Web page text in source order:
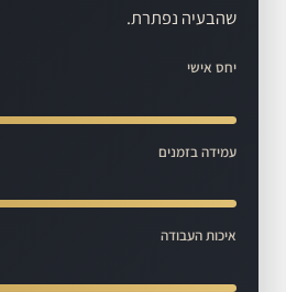
שהבעיה נפתרת.
יחס אישי
עמידה בזמנים
איכות העבודה